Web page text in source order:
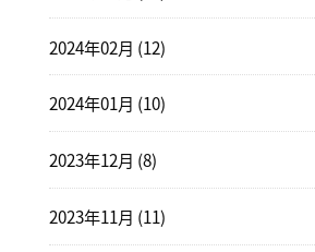
2024年02月 (12)
2024年01月 (10)
2023年12月 (8)
2023年11月 (11)